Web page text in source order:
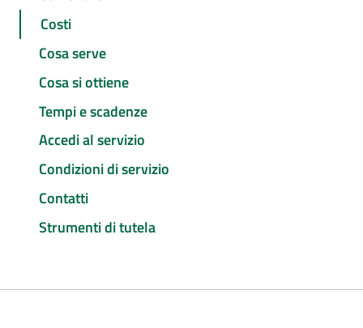
Costi
Cosa serve
Cosa si ottiene
Tempi e scadenze
Accedi al servizio
Condizioni di servizio
Contatti
Strumenti di tutela